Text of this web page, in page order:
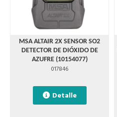
MSA ALTAIR 2X SENSOR SO2
DETECTOR DE DIÓXIDO DE
AZUFRE (10154077)
017846
Detalle